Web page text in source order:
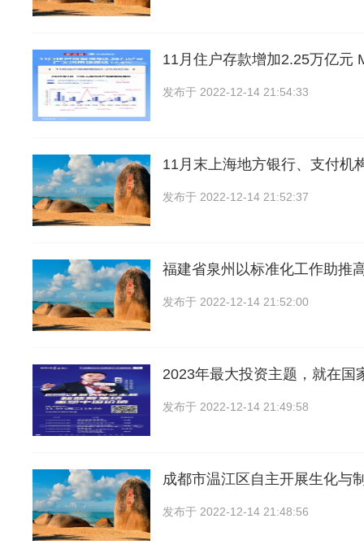
11月住户存款增加2.25万亿元
发布于 2022-12-14 21:54:33
11月末上海地方银行、支付机
发布于 2022-12-14 21:52:37
福建省泉州以标准化工作助推
发布于 2022-12-14 21:52:00
2023年最大投资主题，就在国
发布于 2022-12-14 21:49:58
成都市温江区自主开展生化与
发布于 2022-12-14 21:48:56